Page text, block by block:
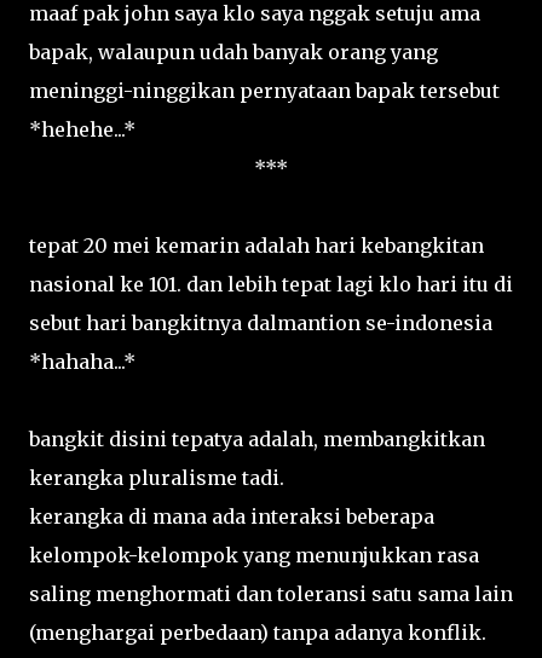
maaf pak john saya klo saya nggak setuju ama
bapak, walaupun udah banyak orang yang
meninggi-ninggikan pernyataan bapak tersebut
*hehehe...*
***
tepat 20 mei kemarin adalah hari kebangkitan
nasional ke 101. dan lebih tepat lagi klo hari itu di
sebut hari bangkitnya dalmantion se-indonesia
*hahaha...*
bangkit disini tepatya adalah, membangkitkan
kerangka pluralisme tadi.
kerangka di mana ada interaksi beberapa
kelompok-kelompok yang menunjukkan rasa
saling menghormati dan toleransi satu sama lain
(menghargai perbedaan) tanpa adanya konflik.